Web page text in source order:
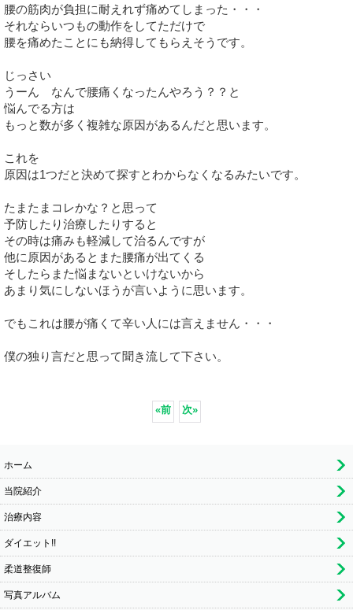
腰の筋肉が負担に耐えれず痛めてしまった・・・
それならいつもの動作をしてただけで
腰を痛めたことにも納得してもらえそうです。
じっさい
うーん なんで腰痛くなったんやろう？？と
悩んでる方は
もっと数が多く複雑な原因があるんだと思います。
これを
原因は1つだと決めて探すとわからなくなるみたいです。
たまたまコレかな？と思って
予防したり治療したりすると
その時は痛みも軽減して治るんですが
他に原因があるとまた腰痛が出てくる
そしたらまた悩まないといけないから
あまり気にしないほうが言いように思います。
でもこれは腰が痛くて辛い人には言えません・・・
僕の独り言だと思って聞き流して下さい。
«前 次»
ホーム
当院紹介
治療内容
ダイエット!!
柔道整復師
写真アルバム